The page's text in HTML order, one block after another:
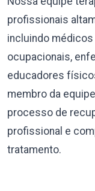
profissionais
incluindo
ocupacionais,
educadores
membro da
processo de
profissional e
tratamento.